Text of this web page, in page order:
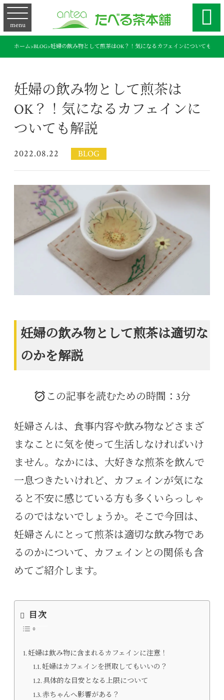
menu 
ホーム>BLOG>妊婦の飲み物として煎茶はOK？！気になるカフェインについても解説
妊婦の飲み物として煎茶は
OK？！気になるカフェインに
ついても解説
2022.08.22 BLOG
妊婦の飲み物として煎茶は適切な
のかを解説
この記事を読むための時間：3分
妊婦さんは、食事内容や飲み物などさまざ
まなことに気を使って生活しなければいけ
ません。なかには、大好きな煎茶を飲んで
一息つきたいけれど、カフェインが気にな
ると不安に感じている方も多くいらっしゃ
るのではないでしょうか。そこで今回は、
妊婦さんにとって煎茶は適切な飲み物であ
るのかについて、カフェインとの関係も含
めてご紹介します。
目次
妊婦は飲み物に含まれるカフェインに注意！
妊婦はカフェインを摂取してもいいの？
具体的な目安となる上限について
赤ちゃんへ影響がある？